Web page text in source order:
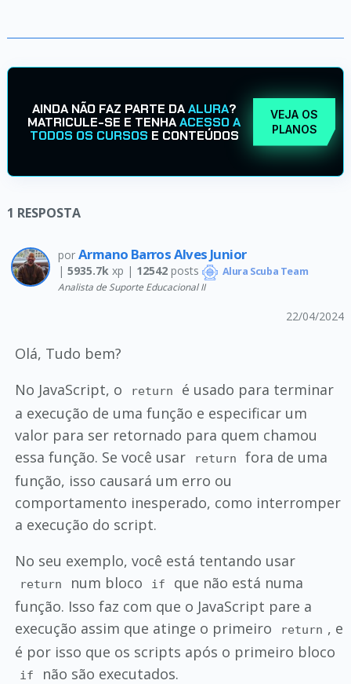
AINDA NÃO FAZ PARTE DAALURA?
MATRICULE-SE E TENHAACESSO A
TODOS OS CURSOS E CONTEÚDOS
VEJA OS
PLANOS
1 RESPOSTA
por Armano Barros Alves Junior
| 5935.7kxp | 12542posts Alura Scuba Team
Analista de Suporte Educacional II
22/04/2024
Olá, Tudo bem?
No JavaScript, o
return
é usado para terminar
a execução de uma função e especificar um
valor para ser retornado para quem chamou
essa função. Se você usar
return
fora de uma
função, isso causará um erro ou
comportamento inesperado, como interromper
a execução do script.
No seu exemplo, você está tentando usar
return num bloco if
que não está numa
função. Isso faz com que o JavaScript pare a
execução assim que atinge o primeiro
return , e
é por isso que os scripts após o primeiro bloco
if
não são executados.